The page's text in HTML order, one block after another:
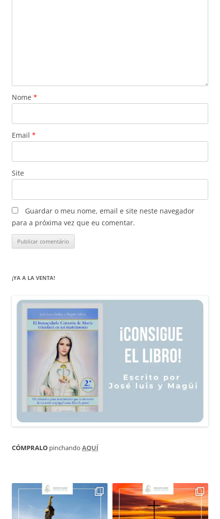
Nome *
Email *
Site
Guardar o meu nome, email e site neste navegador
para a próxima vez que eu comentar.
¡YA A LA VENTA!
CÓMPRALO pinchando AQUÍ